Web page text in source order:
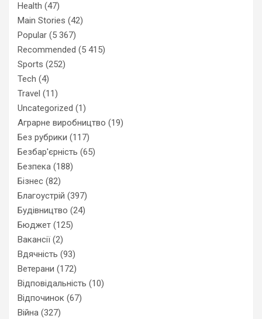
Health (47)
Main Stories (42)
Popular (5 367)
Recommended (5 415)
Sports (252)
Tech (4)
Travel (11)
Uncategorized (1)
Аграрне виробництво (19)
Без рубрики (117)
Безбар'єрність (65)
Безпека (188)
Бізнес (82)
Благоустрій (397)
Будівництво (24)
Бюджет (125)
Вакансії (2)
Вдячність (93)
Ветерани (172)
Відповідальність (10)
Відпочинок (67)
Війна (327)